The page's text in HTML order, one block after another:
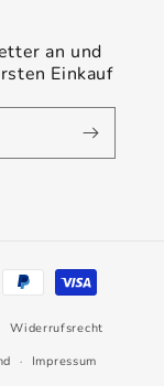
an und
Einkauf
Widerrufsrecht
Impressum